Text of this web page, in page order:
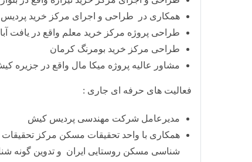
همکاری در طراحی و اجرای مرکز خرید
طراحی پروژه مرکز خرید معلم واقع در یافت
طراحی مرکز خرید بومرنگ کرمان
مشاور عالیه پروژه میکا مال واقع در جزیره
فعالیت های حرفه ای جاری :
مدیرعامل شرکت مهندسی پردیس کیش
همکاری با واحد تحقیقات مسکن مرکز
شناسی مسکن روستایی ایران و تدوین گونه